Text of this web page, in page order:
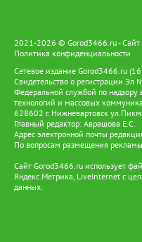
2021-2026 © Gorod3466.ru - Сайт
Политика конфиденциальности
Сетевое издание Gorod3466.ru
Свидетельство о регистрации
Федеральной службой по
технологий и массовых
628602 г. Нижневартовск
Главный редактор: Аврашова Е.С.
Адрес электронной почты
По вопросам размещения
Сайт Gorod3466.ru использует
Яндекс.Метрика, LiveInternet с
данных.